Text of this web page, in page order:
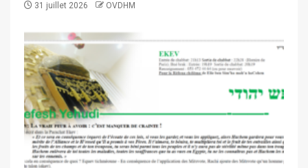
31 juillet 2026 OVDHM